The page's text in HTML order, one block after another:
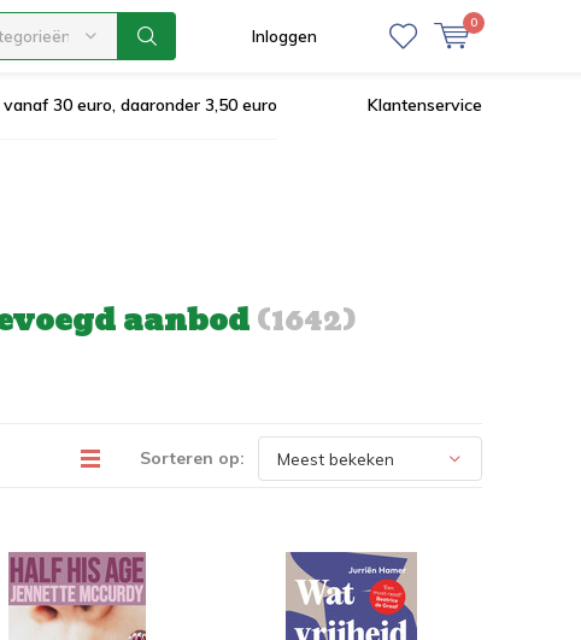
Inloggen
0
30 euro, daaronder 3,50 euro Klantenservice
aanbod(1642)
Sorteren op: